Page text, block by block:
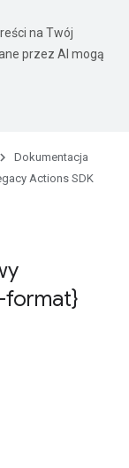
na Twój
przez AI mogą
Dokumentacja
Actions SDK
format}